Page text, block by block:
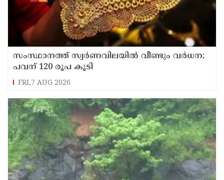
സംസ്ഥാനത്ത് സ്വര്‍ണവിലയില്‍ വീണ്ടും വര്‍ധന;
പവന് 120 രൂപ കൂടി
FRI,7 AUG 2026